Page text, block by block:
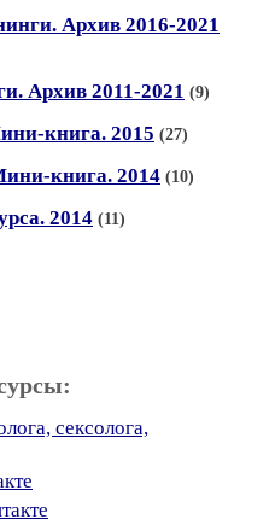
Архив 2016-2021
Архив 2011-2021 (9)
книга. 2015 (27)
книга. 2014 (10)
2014 (11)
сексолога,